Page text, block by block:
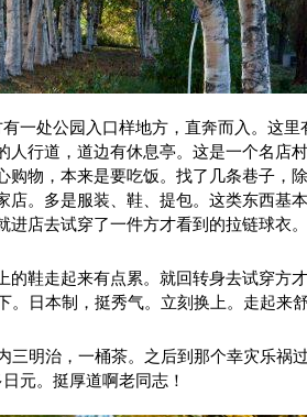
一处公园入口样地方，直奔而入。这
人行道，道边有休息亭。这是一个名店
购物，本来是要吃饭。找了几条巷子，
店。多是服装、鞋、提包。这类东西基
进店去试穿了一件方才看到的拉链球衣
的鞋走起来有点累。就回转身去试穿方
。日本制，挺秀气。立刻换上。走起来
三明治，一桶茶。之后到那个幸灾乐祸
元。挺厚道啊老同志！